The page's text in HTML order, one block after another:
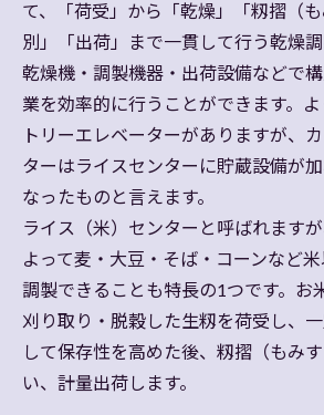
て、「荷受」から「乾燥」「籾摺（
別」「出荷」まで一貫して行う乾燥
乾燥機・調製機器・出荷設備などで
業を効率的に行うことができます。
トリーエレベーターがありますが、
ターはライスセンターに貯蔵設備が
なったものと言えます。
ライス（米）センターと呼ばれます
よって麦・大豆・そば・コーンなど
調製できることも特長の1つです。お
刈り取り・脱穀した生籾を荷受し、
して保存性を高めた後、籾摺（もみ
い、計量出荷します。